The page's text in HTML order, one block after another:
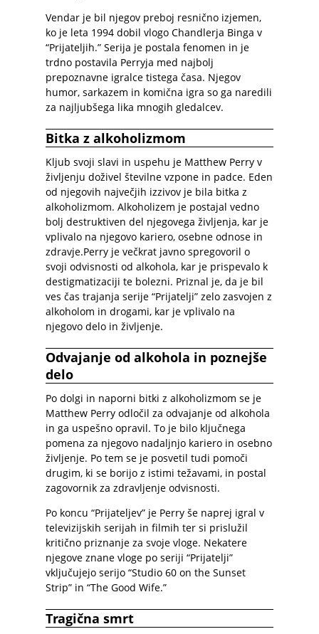
Vendar je bil njegov preboj resnično izjemen,
ko je leta 1994 dobil vlogo Chandlerja Binga v
“Prijateljih.” Serija je postala fenomen in je
trdno postavila Perryja med najbolj
prepoznavne igralce tistega časa. Njegov
humor, sarkazem in komična igra so ga naredili
za najljubšega lika mnogih gledalcev.
Bitka z alkoholizmom
Kljub svoji slavi in uspehu je Matthew Perry v
življenju doživel številne vzpone in padce. Eden
od njegovih največjih izzivov je bila bitka z
alkoholizmom. Alkoholizem je postajal vedno
bolj destruktiven del njegovega življenja, kar je
vplivalo na njegovo kariero, osebne odnose in
zdravje.Perry je večkrat javno spregovoril o
svoji odvisnosti od alkohola, kar je prispevalo k
destigmatizaciji te bolezni. Priznal je, da je bil
ves čas trajanja serije “Prijatelji” zelo zasvojen z
alkoholom in drogami, kar je vplivalo na
njegovo delo in življenje.
Odvajanje od alkohola in poznejše
delo
Po dolgi in naporni bitki z alkoholizmom se je
Matthew Perry odločil za odvajanje od alkohola
in ga uspešno opravil. To je bilo ključnega
pomena za njegovo nadaljnjo kariero in osebno
življenje. Po tem se je posvetil tudi pomoči
drugim, ki se borijo z istimi težavami, in postal
zagovornik za zdravljenje odvisnosti.
Po koncu “Prijateljev” je Perry še naprej igral v
televizijskih serijah in filmih ter si prislužil
kritično priznanje za svoje vloge. Nekatere
njegove znane vloge po seriji “Prijatelji”
vključujejo serijo “Studio 60 on the Sunset
Strip” in “The Good Wife.”
Tragična smrt